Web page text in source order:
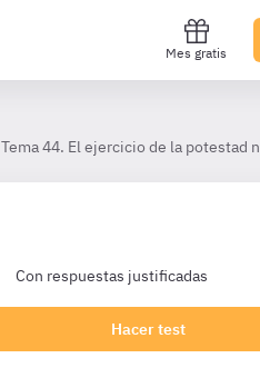
Mes gratis
Tema 44. El ejercicio de la potestad
Con respuestas justificadas
Hacer test